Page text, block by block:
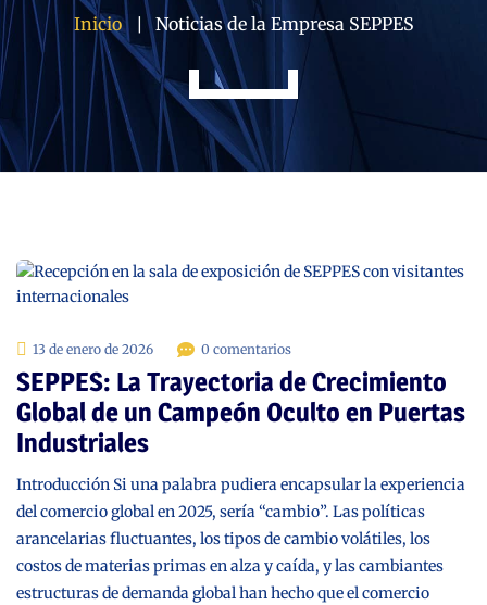
Inicio Noticias de la Empresa SEPPES
13 de enero de 2026 0 comentarios
SEPPES: La Trayectoria de Crecimiento
Global de un Campeón Oculto en Puertas
Industriales
Introducción Si una palabra pudiera encapsular la experiencia
del comercio global en 2025, sería “cambio”. Las políticas
arancelarias fluctuantes, los tipos de cambio volátiles, los
costos de materias primas en alza y caída, y las cambiantes
estructuras de demanda global han hecho que el comercio